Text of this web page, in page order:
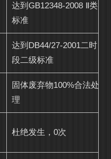
达到GB12348-2008 Ⅱ类
标准
达到DB44/27-2001二时
段二级标准
固体废弃物100%合法处
理
杜绝发生，0次